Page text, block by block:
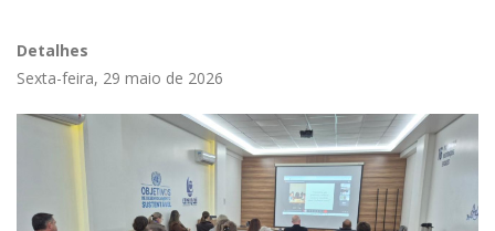
Detalhes
Sexta-feira, 29 maio de 2026